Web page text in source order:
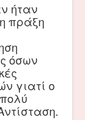
ήταν
πράξη
όσων
γιατί ο